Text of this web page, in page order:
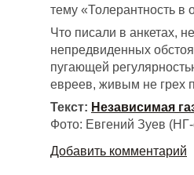
тему «Толерантность в
Что писали в анкетах,
непредвиденных
пугающей
евреев, живым не грех
Текст: Независимая
Фото: Евгений Зуев
Добавить комментарий